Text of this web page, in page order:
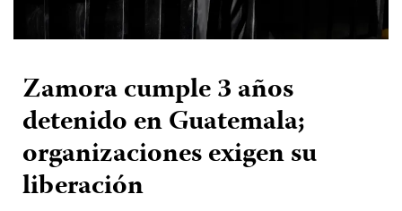
Zamora cumple 3 años
detenido en Guatemala;
organizaciones exigen su
liberación